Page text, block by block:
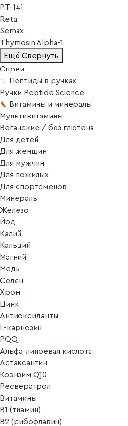
PT-141
Reta
Semax
Thymosin Alpha-1
Ещё Свернуть
Спреи
Пептиды в ручках
Ручки Peptide Science
Витамины и минералы
Мультивитамины
Веганские / без глютена
Для детей
Для женщин
Для мужчин
Для пожилых
Для спортсменов
Минералы
Железо
Йод
Калий
Кальций
Магний
Медь
Селен
Хром
Цинк
Антиоксиданты
L-карнозин
PQQ
Альфа-липоевая кислота
Астаксантин
Коэнзим Q10
Ресвератрол
Витамины
B1 (тиамин)
B2 (рибофлавин)